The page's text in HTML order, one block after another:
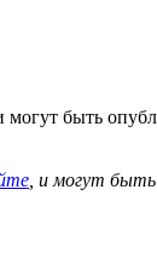
могут быть
, и могут